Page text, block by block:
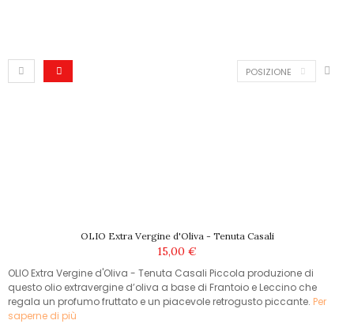
POSIZIONE
OLIO Extra Vergine d'Oliva - Tenuta Casali
15,00 €
OLIO Extra Vergine d'Oliva - Tenuta Casali Piccola produzione di
questo olio extravergine d’oliva a base di Frantoio e Leccino che
regala un profumo fruttato e un piacevole retrogusto piccante. Per
saperne di più